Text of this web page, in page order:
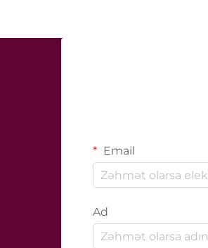
Email
Ad